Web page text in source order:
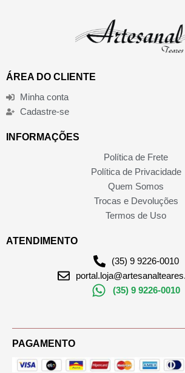
ÁREA DO CLIENTE
Minha conta
Cadastre-se
INFORMAÇÕES
Política de Frete
Política de Privacidade
Quem Somos
Trocas e Devoluções
Termos de Uso
ATENDIMENTO
(35) 9 9226-0010
(35) 9 9226-0010
PAGAMENTO